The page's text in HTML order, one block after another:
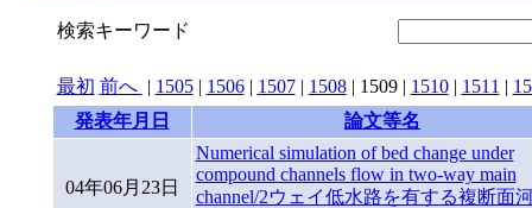
検索キーワード
最初 前へ | 1505| 1506| 1507| 1508| 1509| 1510| 1511 |
発表年月日
論文等名
04年06月23日
Numerical simulation of bed change under
compound channels flow in two-way main
channel/2ウェイ低水路を有する複断面